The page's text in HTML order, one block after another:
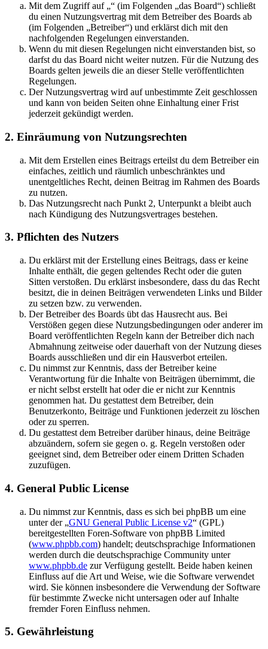
Mit dem Zugriff auf „“ (im Folgenden „das Board“) schließt
du einen Nutzungsvertrag mit dem Betreiber des Boards ab
(im Folgenden „Betreiber“) und erklärst dich mit den
nachfolgenden Regelungen einverstanden.
Wenn du mit diesen Regelungen nicht einverstanden bist, so
darfst du das Board nicht weiter nutzen. Für die Nutzung des
Boards gelten jeweils die an dieser Stelle veröffentlichten
Regelungen.
Der Nutzungsvertrag wird auf unbestimmte Zeit geschlossen
und kann von beiden Seiten ohne Einhaltung einer Frist
jederzeit gekündigt werden.
2. Einräumung von Nutzungsrechten
Mit dem Erstellen eines Beitrags erteilst du dem Betreiber ein
einfaches, zeitlich und räumlich unbeschränktes und
unentgeltliches Recht, deinen Beitrag im Rahmen des Boards
zu nutzen.
Das Nutzungsrecht nach Punkt 2, Unterpunkt a bleibt auch
nach Kündigung des Nutzungsvertrages bestehen.
3. Pflichten des Nutzers
Du erklärst mit der Erstellung eines Beitrags, dass er keine
Inhalte enthält, die gegen geltendes Recht oder die guten
Sitten verstoßen. Du erklärst insbesondere, dass du das Recht
besitzt, die in deinen Beiträgen verwendeten Links und Bilder
zu setzen bzw. zu verwenden.
Der Betreiber des Boards übt das Hausrecht aus. Bei
Verstößen gegen diese Nutzungsbedingungen oder anderer im
Board veröffentlichten Regeln kann der Betreiber dich nach
Abmahnung zeitweise oder dauerhaft von der Nutzung dieses
Boards ausschließen und dir ein Hausverbot erteilen.
Du nimmst zur Kenntnis, dass der Betreiber keine
Verantwortung für die Inhalte von Beiträgen übernimmt, die
er nicht selbst erstellt hat oder die er nicht zur Kenntnis
genommen hat. Du gestattest dem Betreiber, dein
Benutzerkonto, Beiträge und Funktionen jederzeit zu löschen
oder zu sperren.
Du gestattest dem Betreiber darüber hinaus, deine Beiträge
abzuändern, sofern sie gegen o. g. Regeln verstoßen oder
geeignet sind, dem Betreiber oder einem Dritten Schaden
zuzufügen.
4. General Public License
Du nimmst zur Kenntnis, dass es sich bei phpBB um eine
unter der „GNU General Public License v2“ (GPL)
bereitgestellten Foren-Software von phpBB Limited
(www.phpbb.com) handelt; deutschsprachige Informationen
werden durch die deutschsprachige Community unter
www.phpbb.de zur Verfügung gestellt. Beide haben keinen
Einfluss auf die Art und Weise, wie die Software verwendet
wird. Sie können insbesondere die Verwendung der Software
für bestimmte Zwecke nicht untersagen oder auf Inhalte
fremder Foren Einfluss nehmen.
5. Gewährleistung